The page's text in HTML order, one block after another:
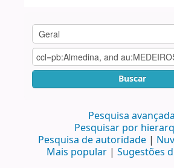
Buscar
Pesquisa avançada
Pesquisar por
Pesquisa de autoridade
Mais popular
Sugestões